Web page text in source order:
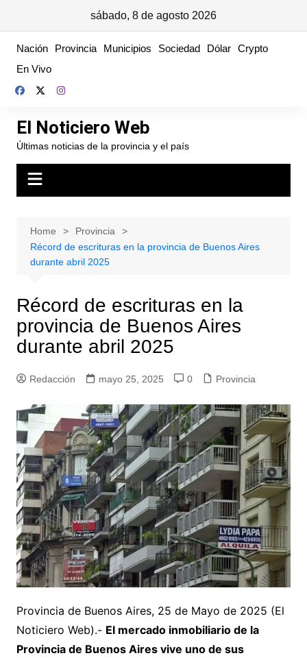
sábado, 8 de agosto 2026
content
Nación Provincia Municipios Sociedad Dólar Crypto
En Vivo
El Noticiero Web
Últimas noticias de la provincia y el país
Home
Provincia
Récord de escrituras en la provincia de Buenos Aires
durante abril 2025
Récord de escrituras en la
provincia de Buenos Aires
durante abril 2025
Redacción mayo 25, 2025 0 Provincia
Provincia de Buenos Aires, 25 de Mayo de 2025 (El
Noticiero Web).- El mercado inmobiliario de la
Provincia de Buenos Aires vive uno de sus